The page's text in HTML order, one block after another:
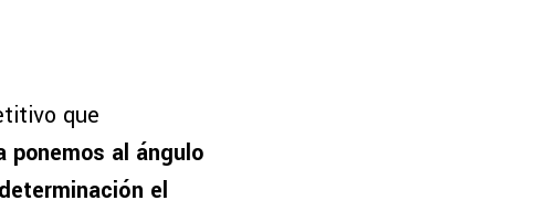
que
ponemos al ángulo
el